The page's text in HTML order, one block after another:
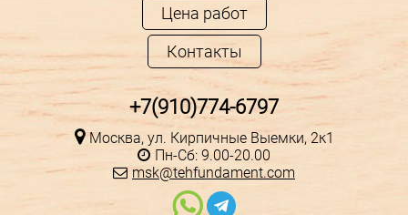
Цена работ
Контакты
+7(910)774-6797
Москва, ул. Кирпичные Выемки, 2к1
Пн-Сб: 9.00-20.00
msk@tehfundament.com